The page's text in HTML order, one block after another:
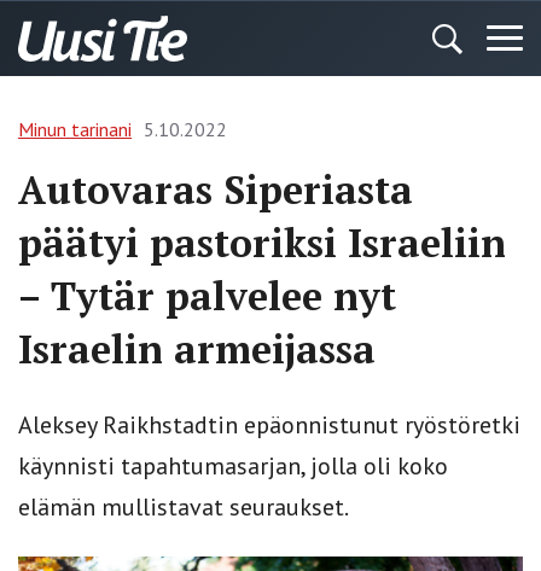
Minun tarinani 5.10.2022
Autovaras Siperiasta
päätyi pastoriksi Israeliin
– Tytär palvelee nyt
Israelin armeijassa
Aleksey Raikhstadtin epäonnistunut ryöstöretki
käynnisti tapahtumasarjan, jolla oli koko
elämän mullistavat seuraukset.